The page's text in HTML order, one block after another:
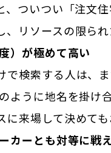
、ついつい「注文
、リソースの限ら
）が極めて高い
で検索する人は、
ように地名を掛け
に来場して決めて
カーとも対等に戦